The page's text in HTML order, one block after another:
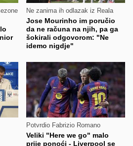
Ne zanima ih odlazak iz Reala
Jose Mourinho im poručio
da ne računa na njih, pa ga
šokirali odgovorom: "Ne
idemo nigdje"
Potvrdio Fabrizio Romano
Veliki "Here we go" malo
prije ponoći - Liverpool se